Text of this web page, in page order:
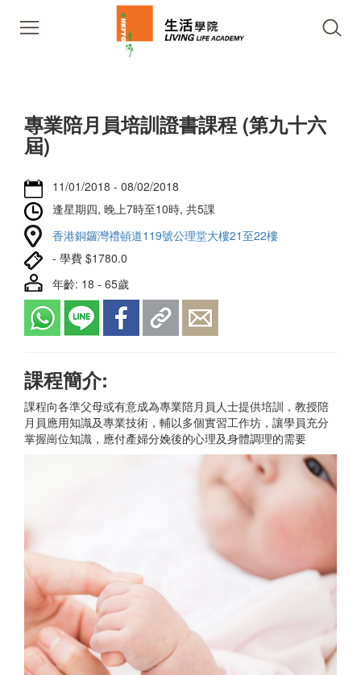
專業陪月員培訓證書課程 (第九十六
屆)
11/01/2018 - 08/02/2018
逢星期四, 晚上7時至10時, 共5課
香港銅鑼灣禮頓道119號公理堂大樓21至22樓
- 學費 $1780.0
年齡: 18 - 65歲
課程簡介:
課程向各準父母或有意成為專業陪月員人士提供培訓，教授陪
月員應用知識及專業技術，輔以多個實習工作坊，讓學員充分
掌握崗位知識，應付產婦分娩後的心理及身體調理的需要